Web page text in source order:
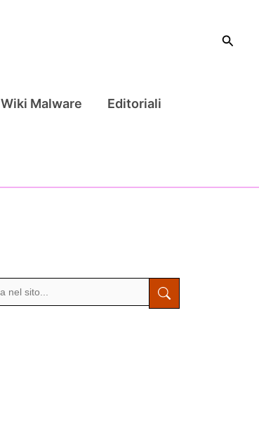
Cerca
Wiki Malware Editoriali